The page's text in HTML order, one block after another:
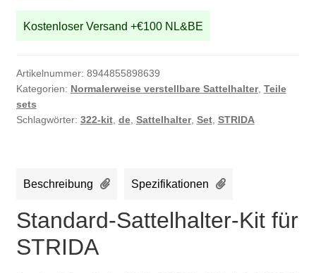
Kostenloser Versand +€100 NL&BE
Artikelnummer: 8944855898639
Kategorien: Normalerweise verstellbare Sattelhalter, Teile
sets
Schlagwörter: 322-kit, de, Sattelhalter, Set, STRIDA
Beschreibung Spezifikationen
Standard-Sattelhalter-Kit für
STRIDA